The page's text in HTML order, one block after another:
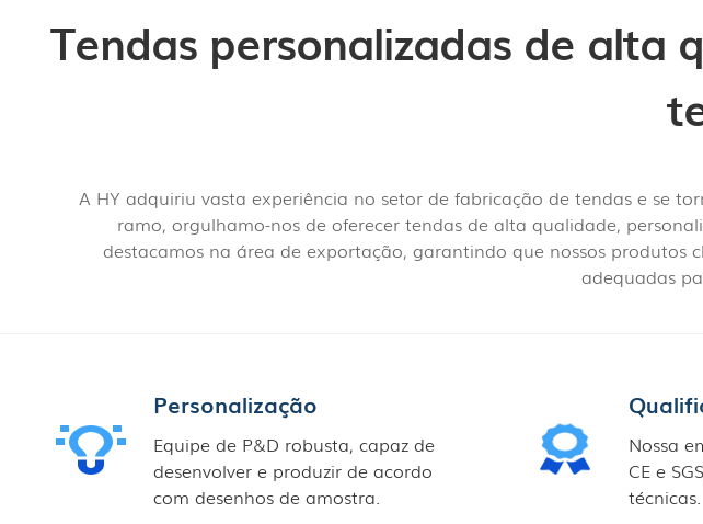
Tendas personalizadas de alta
A HY adquiriu vasta experiência no setor de fabricação de tendas e se
ramo, orgulhamo-nos de oferecer tendas de alta qualidade,
destacamos na área de exportação, garantindo que nossos
adequadas
Personalização
Equipe de P&D robusta, capaz de
desenvolver e produzir de acordo
com desenhos de amostra.
Nossa
CE e
técnicas.